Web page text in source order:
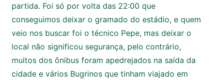
partida. Foi só por volta das 22:00 que
conseguimos deixar o gramado do estádio, e quem
veio nos buscar foi o técnico Pepe, mas deixar o
local não significou segurança, pelo contrário,
muitos dos ônibus foram apedrejados na saída da
cidade e vários Bugrinos que tinham viajado em